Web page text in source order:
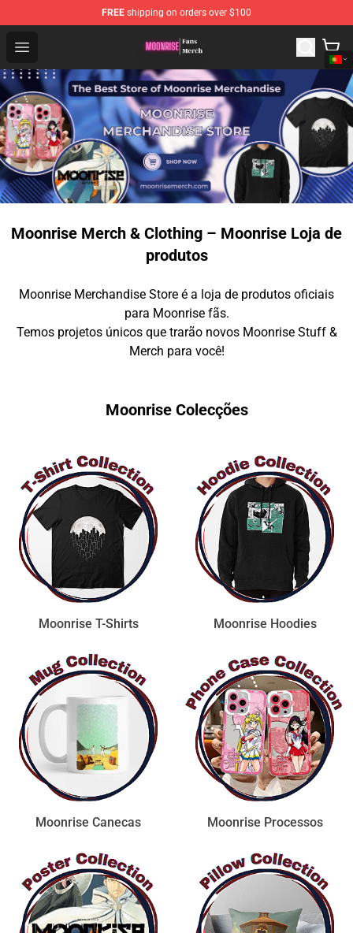
FREE shipping on orders over $100
Open menu
Moonrise Store - Official Moonrise Merchandise Shop
Moonrise Merch & Clothing – Moonrise Loja de
produtos
Moonrise Merchandise Store é a loja de produtos oficiais
para Moonrise fãs.
Temos projetos únicos que trarão novos Moonrise Stuff &
Merch para você!
Moonrise Colecções
Moonrise T-Shirts Moonrise Hoodies
Moonrise Canecas Moonrise Processos